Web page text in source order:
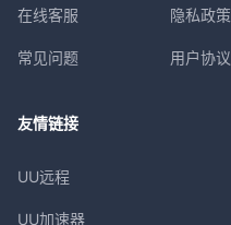
在线客服
常见问题
隐私政策
用户协议
友情链接
UU远程
UU加速器